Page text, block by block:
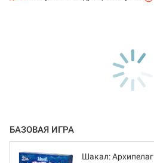
БАЗОВАЯ ИГРА
Шакал: Архипелаг